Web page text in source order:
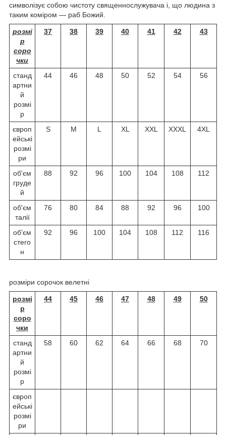
символізує собою чистоту священнослужувача і, що людина з
таким коміром — раб Божий.
розмі
р
соро
чки
37 38 39 40 41 42 43
станд
артни
й
розмі
р
44 46 48 50 52 54 56
європ
ейські
розмі
ри
S M L XL XXL XXXL 4XL
об'єм
груде
й
88 92 96 100 104 108 112
об'єм
талії
76 80 84 88 92 96 100
об'єм
стего
н
92 96 100 104 108 112 116
розміри сорочок велетні
розмі
р
соро
чки
44 45 46 47 48 49 50
станд
артни
й
розмі
р
58 60 62 64 66 68 70
європ
ейські
розмі
ри